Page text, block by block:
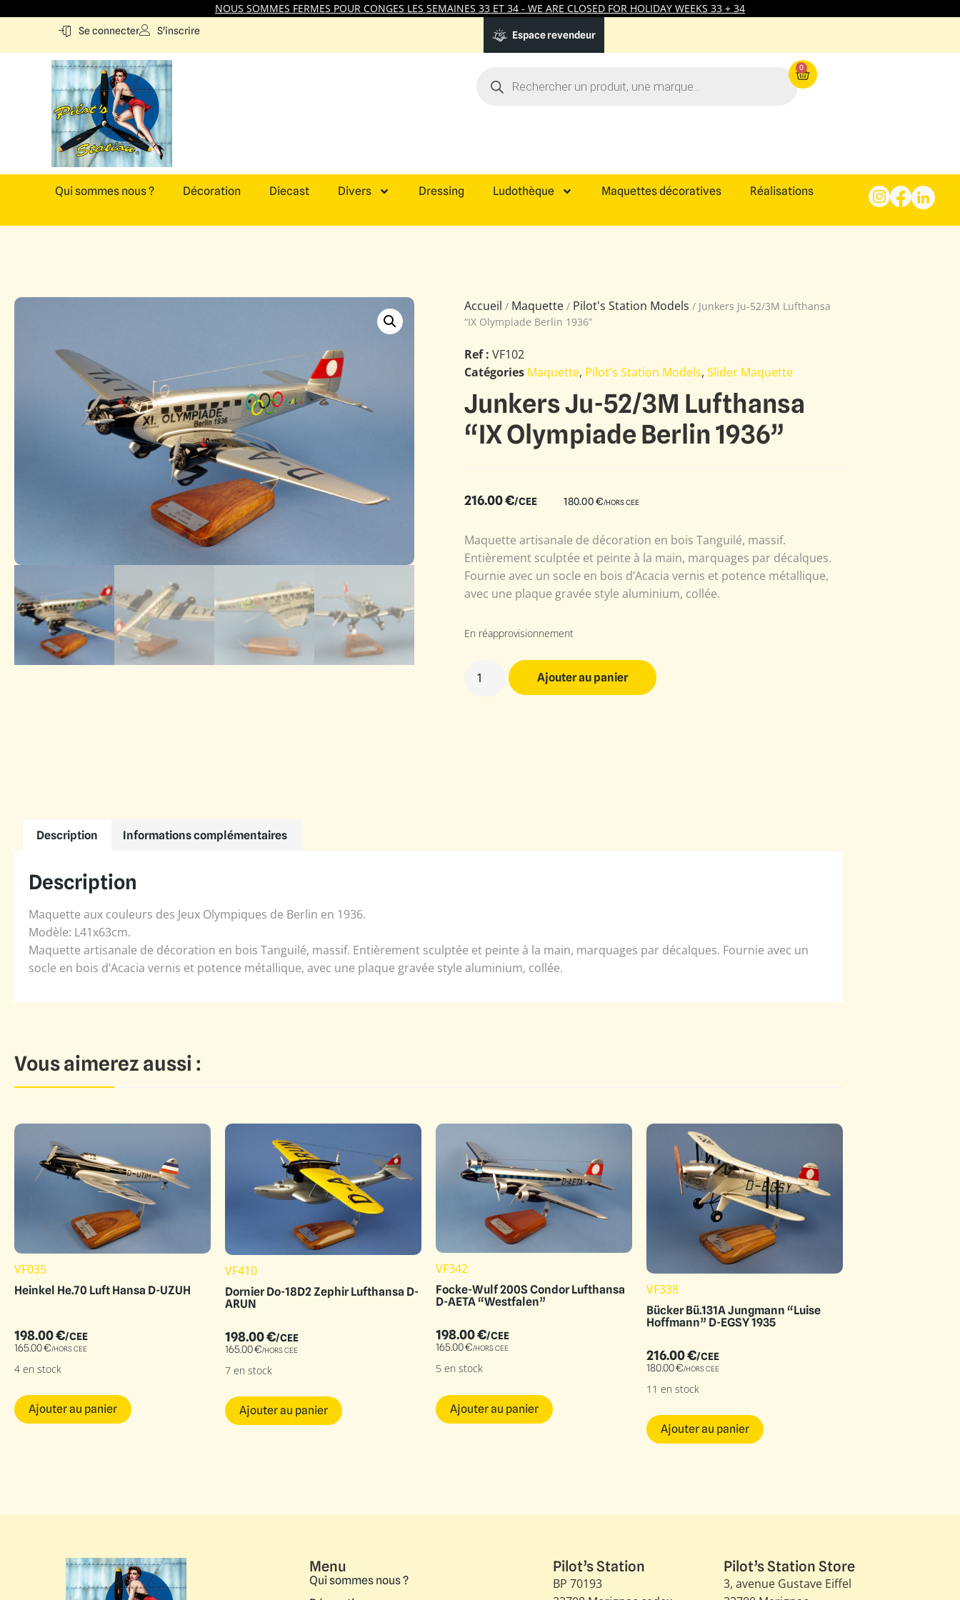
NOUS SOMMES FERMES POUR CONGES LES SEMAINES 33 ET 34 - WE ARE CLOSED FOR HOLIDAY WEEKS 33 + 34
Se connecter S'inscrire Espace revendeur
0
Qui sommes nous ? Décoration Diecast Divers Dressing Ludothèque Maquettes décoratives Réalisations
Accueil / Maquette / Pilot's Station Models / Junkers Ju-52/3M Lufthansa
“IX Olympiade Berlin 1936”
Ref : VF102
Catégories Maquette, Pilot's Station Models, Slider Maquette
Junkers Ju-52/3M Lufthansa
“IX Olympiade Berlin 1936”
216.00€/CEE 180.00€/HORS CEE
Maquette artisanale de décoration en bois Tanguilé, massif.
Entièrement sculptée et peinte à la main, marquages par décalques.
Fournie avec un socle en bois d’Acacia vernis et potence métallique,
avec une plaque gravée style aluminium, collée.
En réapprovisionnement
Ajouter au panier
Description Informations complémentaires
Description
Maquette aux couleurs des Jeux Olympiques de Berlin en 1936.
Modèle: L41x63cm.
Maquette artisanale de décoration en bois Tanguilé, massif. Entièrement sculptée et peinte à la main, marquages par décalques. Fournie avec un
socle en bois d’Acacia vernis et potence métallique, avec une plaque gravée style aluminium, collée.
Vous aimerez aussi :
VF035
Heinkel He.70 Luft Hansa D-UZUH
198.00€/CEE
165.00€/HORS CEE
4 en stock
Ajouter au panier
VF410
Dornier Do-18D2 Zephir Lufthansa D-
ARUN
198.00€/CEE
165.00€/HORS CEE
7 en stock
Ajouter au panier
VF342
Focke-Wulf 200S Condor Lufthansa
D-AETA “Westfalen”
198.00€/CEE
165.00€/HORS CEE
5 en stock
Ajouter au panier
VF338
Bücker Bü.131A Jungmann “Luise
Hoffmann” D-EGSY 1935
216.00€/CEE
180.00€/HORS CEE
11 en stock
Ajouter au panier
Menu
Qui sommes nous ?
Pilot’s Station
BP 70193
Pilot’s Station Store
3, avenue Gustave Eiffel​